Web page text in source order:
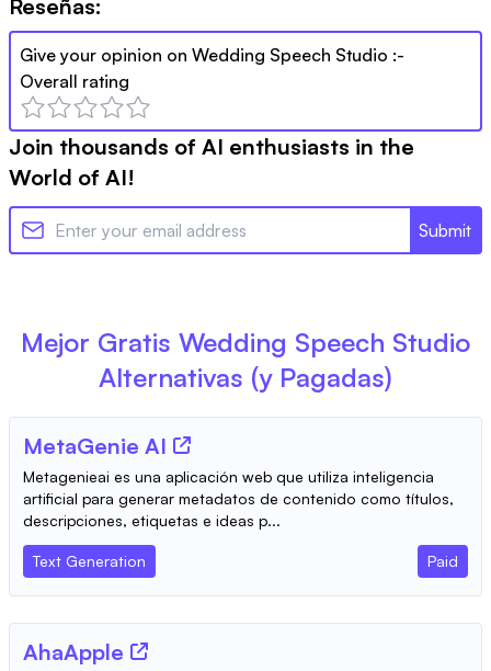
Reseñas:
Give your opinion on Wedding Speech Studio :-
Overall rating
Join thousands of AI enthusiasts in the
World of AI!
Submit
Mejor Gratis Wedding Speech Studio
Alternativas (y Pagadas)
MetaGenie AI
Metagenieai es una aplicación web que utiliza inteligencia
artificial para generar metadatos de contenido como títulos,
descripciones, etiquetas e ideas p...
Text Generation Paid
AhaApple